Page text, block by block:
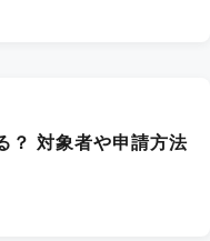
？ 対象者や申請方法